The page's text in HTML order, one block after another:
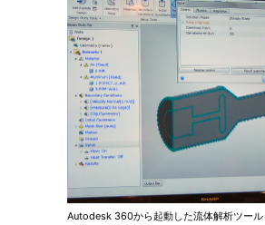
Autodesk 360から起動した流体解析ツー